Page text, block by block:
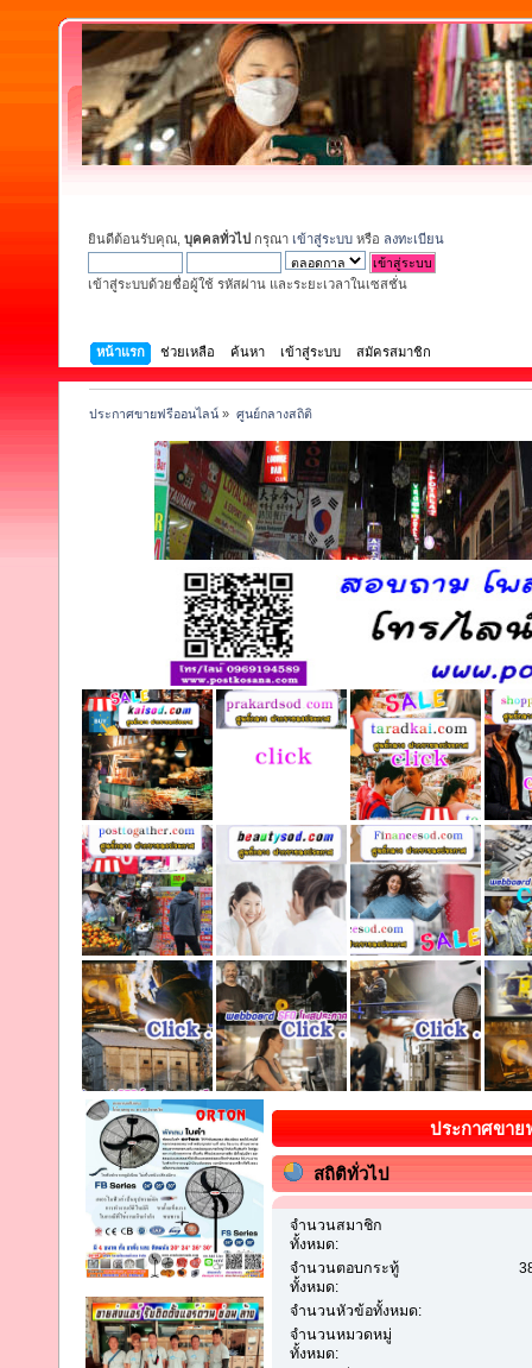
ยินดีต้อนรับคุณ, บุคคลทั่วไป กรุณา เข้าสู่ระบบ หรือ ลงทะเบียน
เข้าสู่ระบบด้วยชื่อผู้ใช้ รหัสผ่าน และระยะเวลาในเซสชั่น
หน้าแรก ช่วยเหลือ ค้นหา เข้าสู่ระบบ สมัครสมาชิก
ประกาศขายฟรีออนไลน์ » ศูนย์กลางสถิติ
ประกาศขาย
สถิติทั่วไป
จำนวนสมาชิก
ทั้งหมด:
จำนวนตอบกระทู้
ทั้งหมด:
จำนวนหัวข้อทั้งหมด:
จำนวนหมวดหมู่
ทั้งหมด: